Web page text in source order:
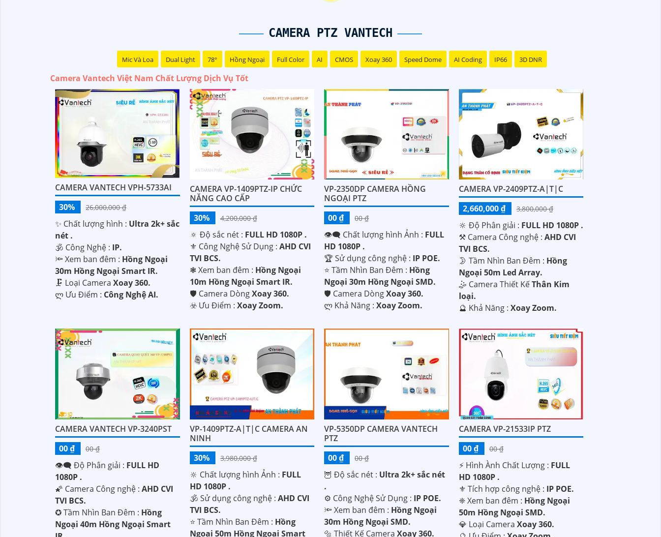
CAMERA PTZ VANTECH
Mic Và Loa Dual Light 78° Hồng Ngoại Full Color AI CMOS Xoay 360 Speed Dome AI Coding IP66 3D DNR
Camera Vantech Việt Nam Chất Lượng Dịch Vụ Tốt
CAMERA VANTECH VPH-5733AI
30%
26,000,000 ₫
✨ Chất lượng hình : Ultra 2k+ sắc
nét .
🕉️ Công Nghệ : IP.
🔦 Xem ban đêm : Hồng Ngoại
30m Hồng Ngoại Smart IR.
🗜️ Loại Camera Xoay 360.
️ლ Ưu Điểm : Công Nghệ AI.
CAMERA VP-1409PTZ-IP CHỨC
NĂNG CAO CẤP
30%
4,200,000 ₫
🔅 Độ sắc nét : FULL HD 1080P .
⚜️ Công Nghệ Sử Dụng : AHD CVI
TVI BCS.
❃ Xem ban đêm : Hồng Ngoại
10m Hồng Ngoại Smart IR.
🛡 Camera DòngXoay 360.
️☣️ Ưu Điểm : Xoay Zoom.
VP-2350DP CAMERA HỒNG
NGOẠI PTZ
00 ₫
00 ₫
👁️‍🗨 Chất lượng hình Ảnh : FULL
HD 1080P .
🏆 Sử dụng công nghệ : IP POE.
⭐ Tầm Nhìn Ban Đêm : Hồng
Ngoại 30m Hồng Ngoại SMD.
🛡 Camera DòngXoay 360.
️ლ Khả Năng :Xoay Zoom.
CAMERA VP-2409PTZ-A|T|C
2,660,000 ₫
3,800,000 ₫
🔆 Độ Phân giải : FULL HD 1080P .
⚒ Camera Công nghệ : AHD CVI
TVI BCS.
🌛 Tầm Nhìn Ban Đêm : Hồng
Ngoại 50m Led Array.
🤹 Camera Thiết KếThân Kim
loại.
️🔮 Khả Năng : Xoay Zoom.
CAMERA VANTECH VP-3240PST
00 ₫
00 ₫
👁️‍🗨 Độ Phân giải : FULL HD
1080P .
🌠 Camera Công nghệ : AHD CVI
TVI BCS.
✪ Tầm Nhìn Ban Đêm : Hồng
Ngoại 40m Hồng Ngoại Smart
VP-1409PTZ-A|T|C CAMERA AN
NINH
30%
3,980,000 ₫
🔆 Chất lượng hình Ảnh : FULL
HD 1080P .
🕉️ Sử dụng công nghệ : AHD CVI
TVI BCS.
⭐ Tầm Nhìn Ban Đêm : Hồng
Ngoại 50m Hồng Ngoại Smart
VP-5350DP CAMERA VANTECH
PTZ
00 ₫
00 ₫
🦉 Độ sắc nét : Ultra 2k+ sắc nét
.
⚙ Công Nghệ Sử Dụng : IP POE.
🔦 Xem ban đêm : Hồng Ngoại
30m Hồng Ngoại SMD.
🔩 Thiết Kế CameraXoay 360.
CAMERA VP-21533IP PTZ
00 ₫
00 ₫
️⚡ Hình Ành Chất Lượng : FULL
HD 1080P .
⚜️ Tích hợp công nghệ : IP POE.
❈ Xem ban đêm : Hồng Ngoại
50m Hồng Ngoại SMD.
💎 Loại Camera Xoay 360.